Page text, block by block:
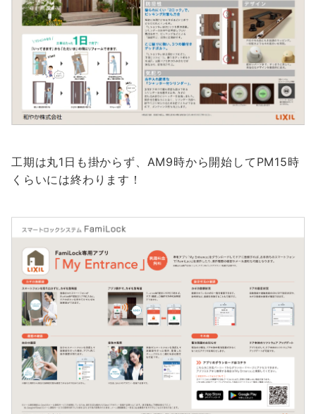
工期は丸1日も掛からず、AM9時から開始してPM15時
くらいには終わります！